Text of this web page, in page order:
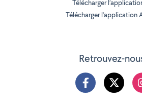
Retrouvez-
Télécharger
Télécharger l’application